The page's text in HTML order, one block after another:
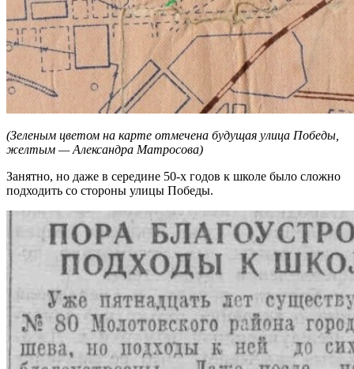
(Зеленым цветом на карте отмечена будущая улица Победы,
желтым — Александра Матросова)
Занятно, но даже в середине 50-х годов к школе было сложно
подходить со стороны улицы Победы.